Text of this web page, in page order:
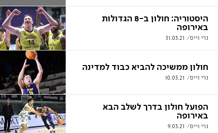
היסטוריה: חולון ב-8 הגדולות
באירופה
נרי וייס 31.03.21
חולון ממשיכה להביא כבוד למדינה
נרי וייס 10.03.21
הפועל חולון בדרך לשלב הבא
באירופה
נרי וייס 9.03.21